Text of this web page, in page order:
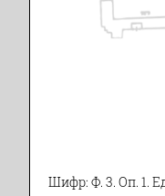
Шифр: Ф. 3. Оп. 1.